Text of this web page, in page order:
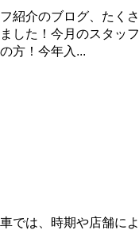
紹介のブログ、たくさ
した！今月のスタッフ
方！今年入...
では、時期や店舗によ